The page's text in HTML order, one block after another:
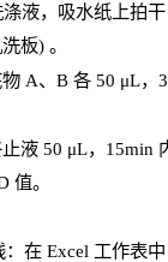
涤液，吸水纸上拍
板) 。
A、B 各 50 μL，
液 50 μL， 15min
值。
：在 Excel 工作表